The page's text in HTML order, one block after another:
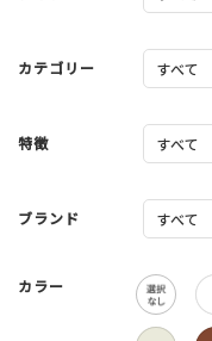
カテゴリー
特徴
ブランド
カラー